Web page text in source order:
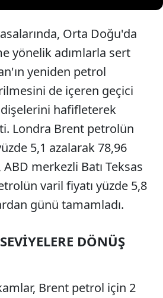
Orta Doğu'da
yönelik adımlarla sert
yeniden petrol
de içeren geçici
hafifleterek
Londra Brent petrolün
5,1 azalarak 78,96
merkezli Batı Teksas
varil fiyatı yüzde 5,8
günü tamamladı.
DÖNÜŞ
Brent petrol için 2